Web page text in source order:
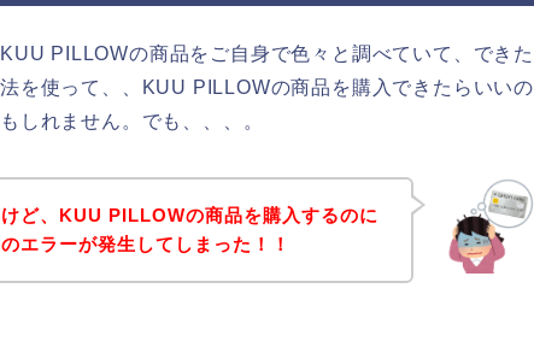
PILLOWの商品をご自身で色々と調べていて、できた
を使って、、KUU PILLOWの商品を購入できたらいいの
しれません。でも、、、。
ど、KUU PILLOWの商品を購入するのに
エラーが発生してしまった！！